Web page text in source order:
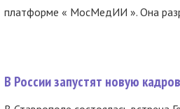
платформе « МосМедИИ ». Она
В России запустят новую